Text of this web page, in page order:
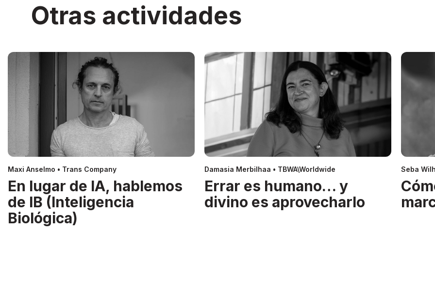
Otras actividades
Maxi Anselmo • Trans Company
En lugar de IA, hablemos
de IB (Inteligencia
Biológica)
Damasia Merbilhaa • TBWA\Worldwide
Errar es humano… y
divino es aprovecharlo
Seba